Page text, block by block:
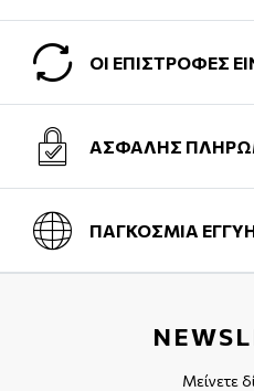
ΟΙ ΕΠΙΣΤΡΟΦΕΣ
ΑΣΦΑΛΗΣ
ΠΑΓΚΟΣΜΙΑ
Μείνετε